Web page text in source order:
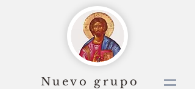
Nuevo grupo